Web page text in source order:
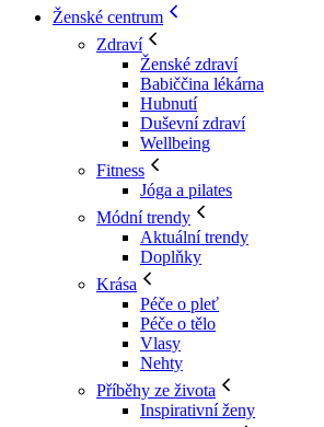
Ženské centrum
Zdraví
Ženské zdraví
Babiččina lékárna
Hubnutí
Duševní zdraví
Wellbeing
Fitness
Jóga a pilates
Módní trendy
Aktuální trendy
Doplňky
Krása
Péče o pleť
Péče o tělo
Vlasy
Nehty
Příběhy ze života
Inspirativní ženy